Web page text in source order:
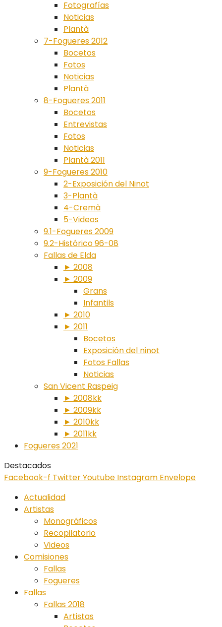
Fotografías
Noticias
Plantà
7-Fogueres 2012
Bocetos
Fotos
Noticias
Plantà
8-Fogueres 2011
Bocetos
Entrevistas
Fotos
Noticias
Plantà 2011
9-Fogueres 2010
2-Exposición del Ninot
3-Plantà
4-Cremà
5-Videos
9.1-Fogueres 2009
9.2-Histórico 96-08
Fallas de Elda
► 2008
► 2009
Grans
Infantils
► 2010
► 2011
Bocetos
Exposición del ninot
Fotos Fallas
Noticias
San Vicent Raspeig
► 2008kk
► 2009kk
► 2010kk
► 2011kk
Fogueres 2021
Destacados
Facebook-f TwitterYoutube Instagram Envelope
Actualidad
Artistas
Monográficos
Recopilatorio
Videos
Comisiones
Fallas
Fogueres
Fallas
Fallas 2018
Artistas